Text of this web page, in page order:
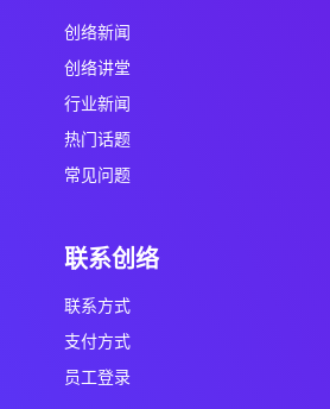
创络新闻
创络讲堂
行业新闻
热门话题
常见问题
联系创络
联系方式
支付方式
员工登录